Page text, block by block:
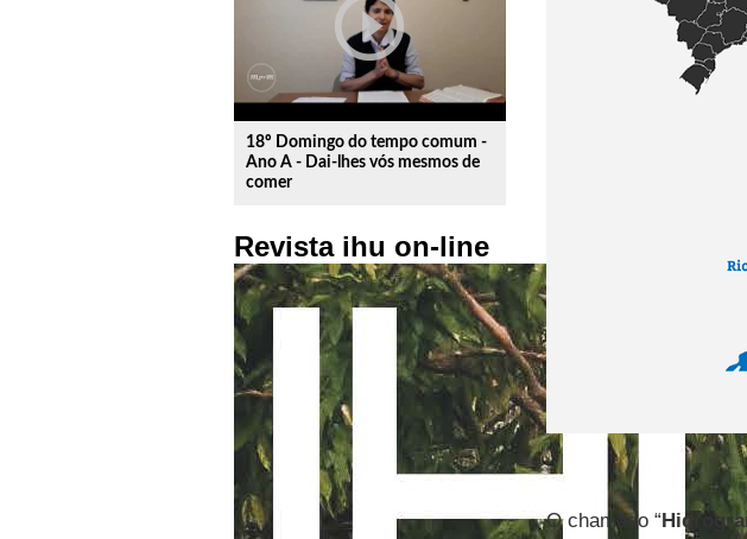
play_circle_outline
18º Domingo do tempo comum -
Ano A - Dai-lhes vós mesmos de
comer
Revista ihu on-line
O chamado “